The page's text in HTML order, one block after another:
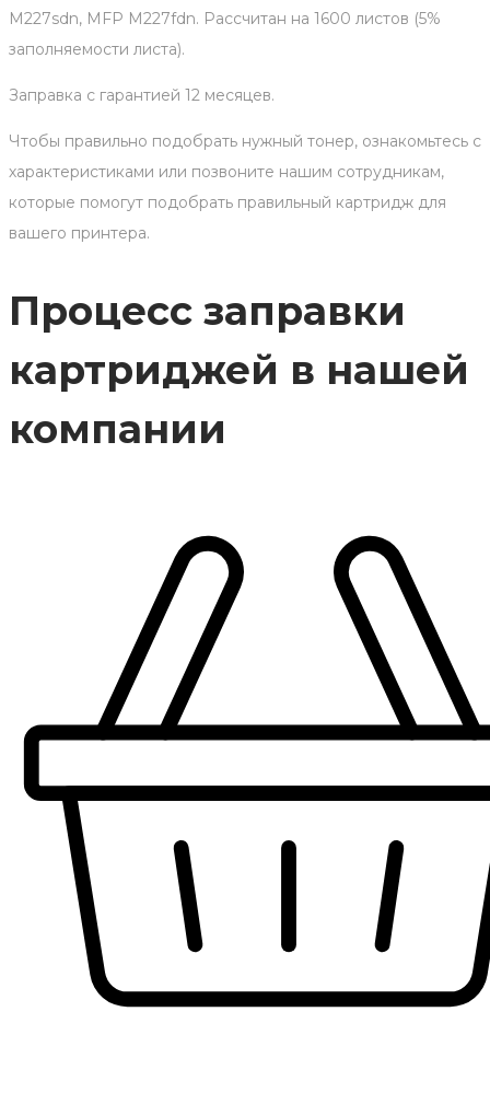
M227sdn, MFP M227fdn. Рассчитан на 1600 листов (5%
заполняемости листа).
Заправка с гарантией 12 месяцев.
Чтобы правильно подобрать нужный тонер, ознакомьтесь с
характеристиками или позвоните нашим сотрудникам,
которые помогут подобрать правильный картридж для
вашего принтера.
Процесс заправки
картриджей в нашей
компании